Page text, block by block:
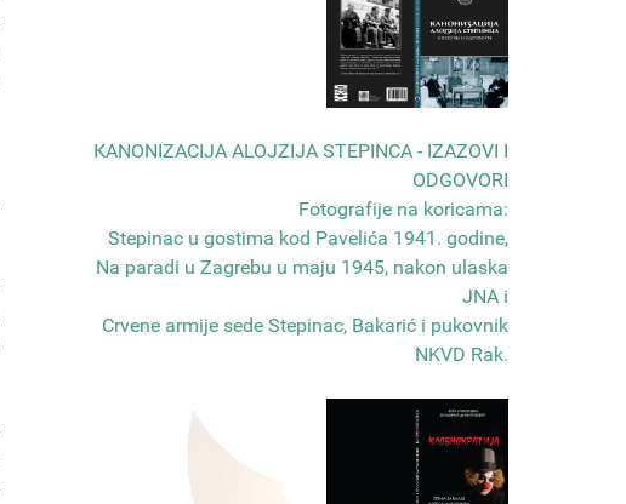
КANONIZACIJA ALOJZIJA STEPINCA - IZAZOVI I
ODGOVORI
Fotografije na koricama:
Stepinac u gostima kod Pavelića 1941. godine,
Na paradi u Zagrebu u maju 1945, nakon ulaska
JNA i
Crvene armije sede Stepinac, Bakarić i pukovnik
NKVD Rak.